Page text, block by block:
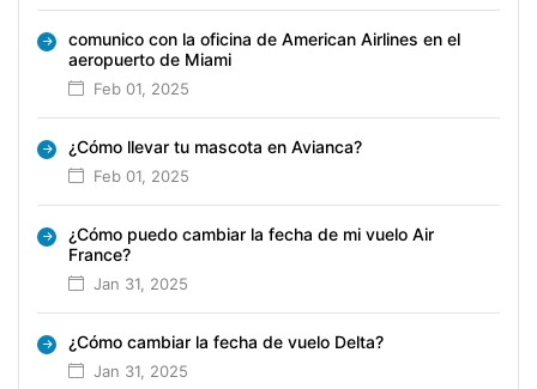
comunico con la oficina de American Airlines en el
aeropuerto de Miami
Feb 01, 2025
¿Cómo llevar tu mascota en Avianca?
Feb 01, 2025
¿Cómo puedo cambiar la fecha de mi vuelo Air
France?
Jan 31, 2025
¿Cómo cambiar la fecha de vuelo Delta?
Jan 31, 2025